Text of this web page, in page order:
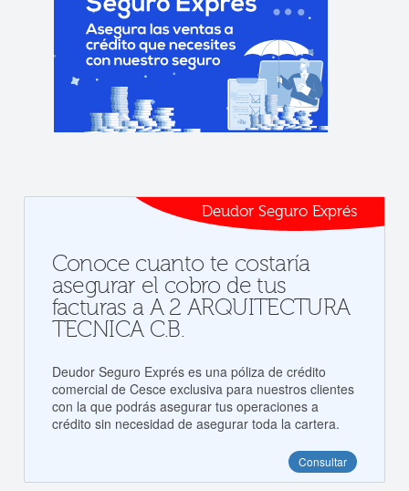
Deudor Seguro Exprés
Conoce cuanto te costaría
asegurar el cobro de tus
facturas a A 2 ARQUITECTURA
TECNICA C.B.
Deudor Seguro Exprés es una póliza de crédito
comercial de Cesce exclusiva para nuestros clientes
con la que podrás asegurar tus operaciones a
crédito sin necesidad de asegurar toda la cartera.
Consultar